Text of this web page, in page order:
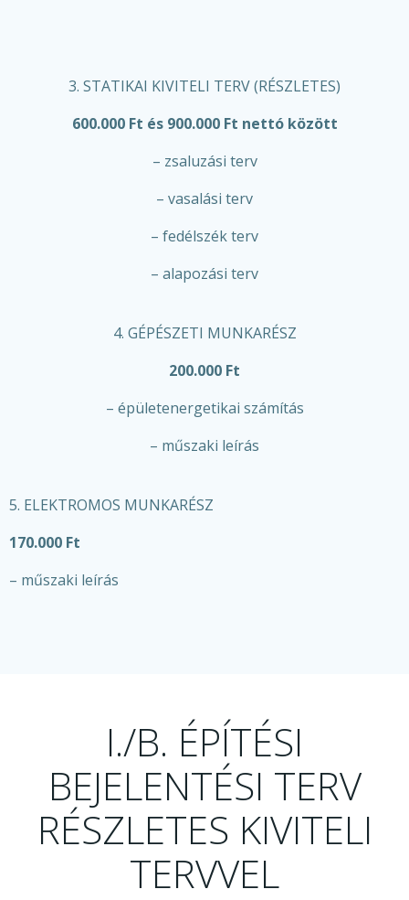
3. STATIKAI KIVITELI TERV (RÉSZLETES)
600.000 Ft és 900.000 Ft nettó között
– zsaluzási terv
– vasalási terv
– fedélszék terv
– alapozási terv
4. GÉPÉSZETI MUNKARÉSZ
200.000 Ft
– épületenergetikai számítás
– műszaki leírás
5. ELEKTROMOS MUNKARÉSZ
170.000 Ft
– műszaki leírás
I./B. ÉPÍTÉSI
BEJELENTÉSI TERV
RÉSZLETES KIVITELI
TERVVEL